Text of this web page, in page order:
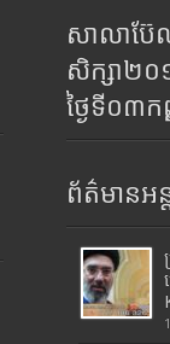
សាលាប៊ែ
សិក្សា២
ថ្ងៃទី០៣
ព័ត៌មានអន្